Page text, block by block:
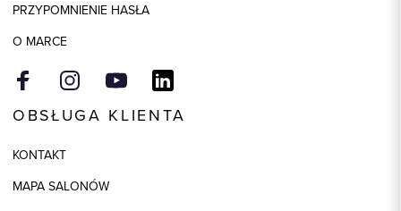
PRZYPOMNIENIE HASŁA
O MARCE
OBSŁUGA KLIENTA
KONTAKT
MAPA SALONÓW